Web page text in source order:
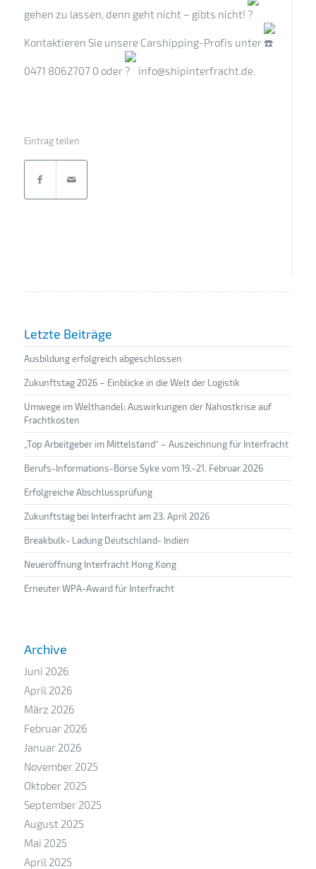
gehen zu lassen, denn geht nicht – gibts nicht!
Kontaktieren Sie unsere Carshipping-Profis unter
0471 8062707 0 oder info@shipinterfracht.de.
Eintrag teilen
Letzte Beiträge
Ausbildung erfolgreich abgeschlossen
Zukunftstag 2026 – Einblicke in die Welt der Logistik
Umwege im Welthandel: Auswirkungen der Nahostkrise auf
Frachtkosten
„Top Arbeitgeber im Mittelstand“ – Auszeichnung für Interfracht
Berufs-Informations-Börse Syke vom 19.-21. Februar 2026
Erfolgreiche Abschlussprüfung
Zukunftstag bei Interfracht am 23. April 2026
Breakbulk- Ladung Deutschland- Indien
Neueröffnung Interfracht Hong Kong
Erneuter WPA-Award für Interfracht
Archive
Juni 2026
April 2026
März 2026
Februar 2026
Januar 2026
November 2025
Oktober 2025
September 2025
August 2025
Mai 2025
April 2025